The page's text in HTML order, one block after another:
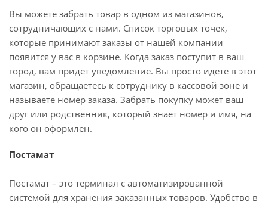
Вы можете забрать товар в одном из магазинов,
сотрудничающих с нами. Список торговых точек,
которые принимают заказы от нашей компании
появится у вас в корзине. Когда заказ поступит в ваш
город, вам придёт уведомление. Вы просто идёте в этот
магазин, обращаетесь к сотруднику в кассовой зоне и
называете номер заказа. Забрать покупку может ваш
друг или родственник, который знает номер и имя, на
кого он оформлен.
Постамат
Постамат – это терминал с автоматизированной
системой для хранения заказанных товаров. Удобство в